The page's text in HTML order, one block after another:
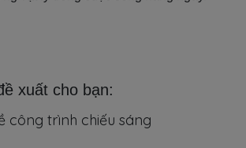
xuất cho bạn:
công trình chiếu sáng